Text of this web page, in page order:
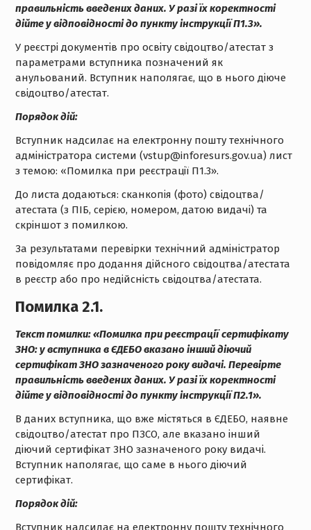
правильність введених даних. У разі їх коректності
дійте у відповідності до пункту інструкції П1.3».
У реєстрі документів про освіту свідоцтво/атестат з
параметрами вступника позначений як
анульований. Вступник наполягає, що в нього діюче
свідоцтво/атестат.
Порядок дій:
Вступник надсилає на електронну пошту технічного
адміністратора системи (vstup@inforesurs.gov.ua) лист
з темою: «Помилка при реєстрації П1.3».
До листа додаються: сканкопія (фото) свідоцтва/
атестата (з ПІБ, серією, номером, датою видачі) та
скріншот з помилкою.
За результатами перевірки технічний адміністратор
повідомляє про додання дійсного свідоцтва/атестата
в реєстр або про недійсність свідоцтва/атестата.
Помилка 2.1.
Текст помилки:«Помилка при реєстрації сертифікату
ЗНО: у вступника в ЄДЕБО вказано інший діючий
сертифікат ЗНО зазначеного року видачі. Перевірте
правильність введених даних. У разі їх коректності
дійте у відповідності до пункту інструкції П2.1».
В даних вступника, що вже містяться в ЄДЕБО, наявне
свідоцтво/атестат про ПЗСО, але вказано інший
діючий сертифікат ЗНО зазначеного року видачі.
Вступник наполягає, що саме в нього діючий
сертифікат.
Порядок дій:
Вступник надсилає на електронну пошту технічного